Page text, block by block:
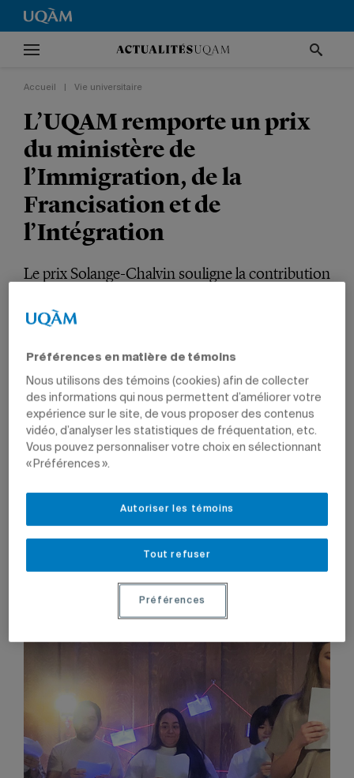
Accueil Vie universitaire
L’UQAM remporte un prix
du ministère de
l’Immigration, de la
Francisation et de
l’Intégration
Le prix Solange-Chalvin souligne la contribution
personnes immigrantes dans l’apprentissage du
VIE UNIVERSITAIRE
PRIX ET DISTINCTIONS
ÉQUITÉ, DIVERSITÉ, INCLUSION
EMPLOYÉS CADRES
Préférences en matière de témoins
Nous utilisons des témoins (cookies) afin de collecter
des informations qui nous permettent d’améliorer votre
expérience sur le site, de vous proposer des contenus
vidéo, d’analyser les statistiques de fréquentation, etc.
Vous pouvez personnaliser votre choix en sélectionnant
« Préférences ».
Tout refuser
Autoriser les témoins
Préférences